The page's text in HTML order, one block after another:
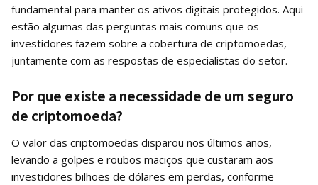
fundamental para manter os ativos digitais protegidos. Aqui
estão algumas das perguntas mais comuns que os
investidores fazem sobre a cobertura de criptomoedas,
juntamente com as respostas de especialistas do setor.
Por que existe a necessidade de um seguro
de criptomoeda?
O valor das criptomoedas disparou nos últimos anos,
levando a golpes e roubos maciços que custaram aos
investidores bilhões de dólares em perdas, conforme